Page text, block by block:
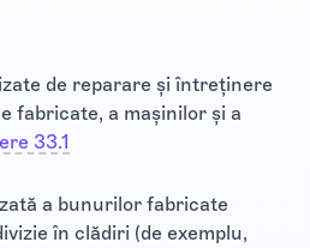
de reparare și întreținere
fabricate, a mașinilor și a
33.1
a bunurilor fabricate
în clădiri (de exemplu,